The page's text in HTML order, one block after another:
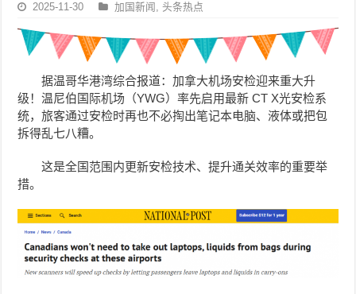
2025-11-30 加国新闻 ,头条热点
据温哥华港湾综合报道：加拿大机场安检迎来重大升
级！温尼伯国际机场（YWG）率先启用最新 CT X光安检系
统，旅客通过安检时再也不必掏出笔记本电脑、液体或把包
拆得乱七八糟。
这是全国范围内更新安检技术、提升通关效率的重要举
措。